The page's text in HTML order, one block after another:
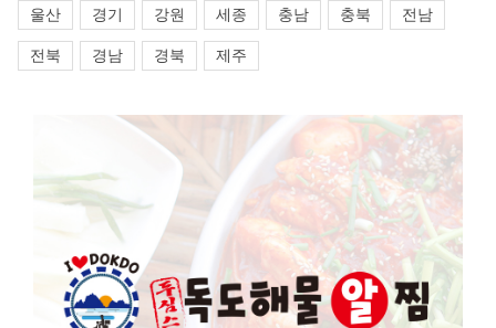
울산 경기 강원 세종 충남 충북 전남
전북 경남 경북 제주